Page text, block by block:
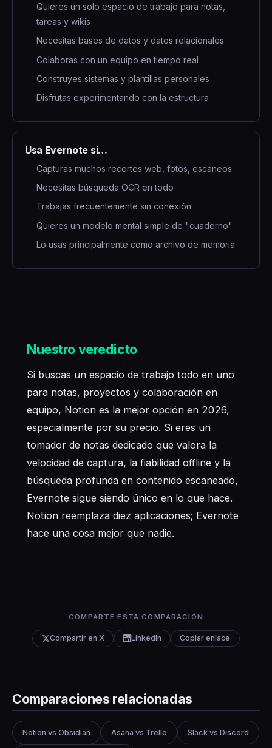
Quieres un solo espacio de trabajo para notas,
tareas y wikis
Necesitas bases de datos y datos relacionales
Colaboras con un equipo en tiempo real
Construyes sistemas y plantillas personales
Disfrutas experimentando con la estructura
Usa Evernote si…
Capturas muchos recortes web, fotos, escaneos
Necesitas búsqueda OCR en todo
Trabajas frecuentemente sin conexión
Quieres un modelo mental simple de "cuaderno"
Lo usas principalmente como archivo de memoria
Nuestro veredicto
Si buscas un espacio de trabajo todo en uno
para notas, proyectos y colaboración en
equipo, Notion es la mejor opción en 2026,
especialmente por su precio. Si eres un
tomador de notas dedicado que valora la
velocidad de captura, la fiabilidad offline y la
búsqueda profunda en contenido escaneado,
Evernote sigue siendo único en lo que hace.
Notion reemplaza diez aplicaciones; Evernote
hace una cosa mejor que nadie.
COMPARTE ESTA COMPARACIÓN
Compartir en X LinkedIn Copiar enlace
Comparaciones relacionadas
Notion vs Obsidian Asana vs Trello Slack vs Discord